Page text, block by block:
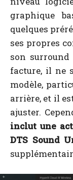
graphique
quelques
ses propres
son surround
facture, il ne
modèle,
arrière, et il
ajuster.
inclut une
DTS Sound